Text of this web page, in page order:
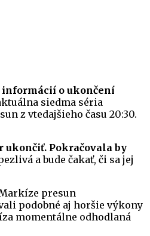
o ukončení
siedma séria
z vtedajšieho času 20:30.
ukončiť. Pokračovala by
a bude čakať, či sa jej
presun
podobné aj horšie výkony
momentálne odhodlaná